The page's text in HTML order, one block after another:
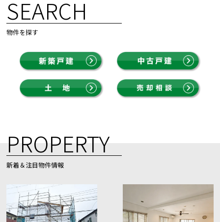
SEARCH
物件を探す
PROPERTY
新着＆注目物件情報